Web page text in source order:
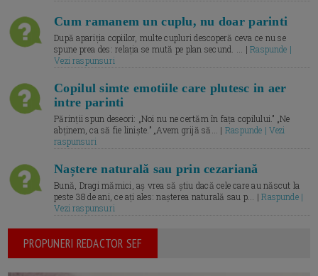
Cum ramanem un cuplu, nu doar parinti
După apariția copiilor, multe cupluri descoperă ceva ce nu se
spune prea des: relația se mută pe plan secund. ... |Raspunde |
Vezi raspunsuri
Copilul simte emotiile care plutesc in aer
intre parinti
Părinții spun deseori: „Noi nu ne certăm în fața copilului.” „Ne
abținem, ca să fie liniște.” „Avem grijă să... | Raspunde | Vezi
raspunsuri
Naștere naturală sau prin cezariană
Bună, Dragi mămici, aș vrea să știu dacă cele care au născut la
peste 38 de ani, ce ați ales: nașterea naturală sau p... |Raspunde |
Vezi raspunsuri
PROPUNERI REDACTOR SEF